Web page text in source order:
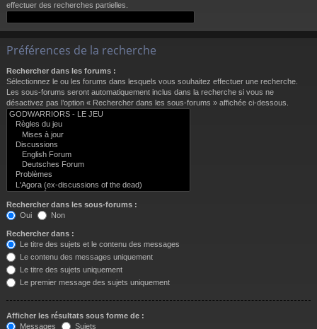
effectuer des recherches partielles.
Préférences de la recherche
Rechercher dans les forums :
Sélectionnez le ou les forums dans lesquels vous souhaitez effectuer une recherche.
Les sous-forums seront automatiquement inclus dans la recherche si vous ne
désactivez pas l’option « Rechercher dans les sous-forums » affichée ci-dessous.
Rechercher dans les sous-forums :
Oui
Non
Rechercher dans :
Le titre des sujets et le contenu des messages
Le contenu des messages uniquement
Le titre des sujets uniquement
Le premier message des sujets uniquement
Afficher les résultats sous forme de :
Messages
Sujets